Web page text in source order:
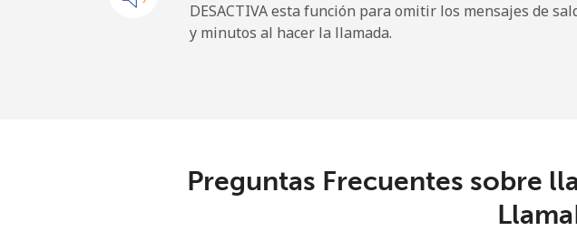
Gibraltar
Greece
DESACTIVA esta función para omitir los mensajes de
y minutos al hacer la llamada.
Preguntas Frecuentes sobre